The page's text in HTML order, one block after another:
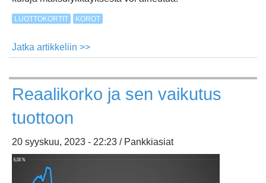
LUOTTOKORTIT KOROT
Jatka artikkeliin >>
luottokortin
korko
lasketaan?
selvität
Reaalikorko ja sen vaikutus
tuottoon
20 syyskuu, 2023 - 22:23 / Pankkiasiat